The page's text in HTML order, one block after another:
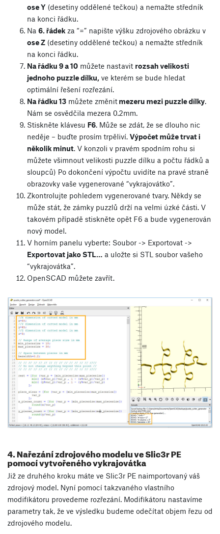
ose Y (desetiny oddělené tečkou) a nemažte středník
na konci řádku.
Na 6. řádek za “=” napište výšku zdrojového obrázku v
ose Z (desetiny oddělené tečkou) a nemažte středník
na konci řádku.
Na řádku 9 a 10 můžete nastavit rozsah velikosti
jednoho puzzle dílku, ve kterém se bude hledat
optimální řešení rozřezání.
Na řádku 13 můžete změnit mezeru mezi puzzle dílky.
Nám se osvědčila mezera 0.2mm.
Stiskněte klávesu F6. Může se zdát, že se dlouho nic
neděje – buďte prosím trpěliví. Výpočet může trvat i
několik minut. V konzoli v pravém spodním rohu si
můžete všimnout velikosti puzzle dílku a počtu řádků a
sloupců) Po dokončení výpočtu uvidíte na pravé straně
obrazovky vaše vygenerované “vykrajovátko”.
Zkontrolujte pohledem vygenerované tvary. Někdy se
může stát, že zámky puzzlů drží na velmi úzké části. V
takovém případě stiskněte opět F6 a bude vygenerován
nový model.
V horním panelu vyberte: Soubor -> Exportovat ->
Exportovat jako STL… a uložte si STL soubor vašeho
“vykrajovátka”.
OpenSCAD můžete zavřít.
4. Nařezání zdrojového modelu ve Slic3r PE
pomocí vytvořeného vykrajovátka
Již ze druhého kroku máte ve Slic3r PE naimportovaný váš
zdrojový model. Nyní pomocí takzvaného vlastního
modifikátoru provedeme rozřezání. Modifikátoru nastavíme
parametry tak, že ve výsledku budeme odečítat objem řezu od
zdrojového modelu.